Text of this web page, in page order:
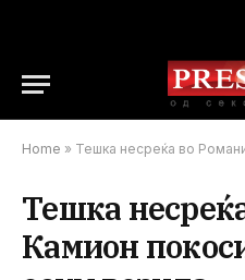
Home » Тешка несреќа во Романија:
Тешка
Камион